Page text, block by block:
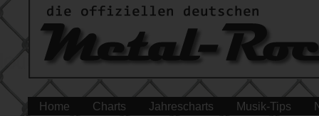
Home Charts Jahrescharts Musik-Tips